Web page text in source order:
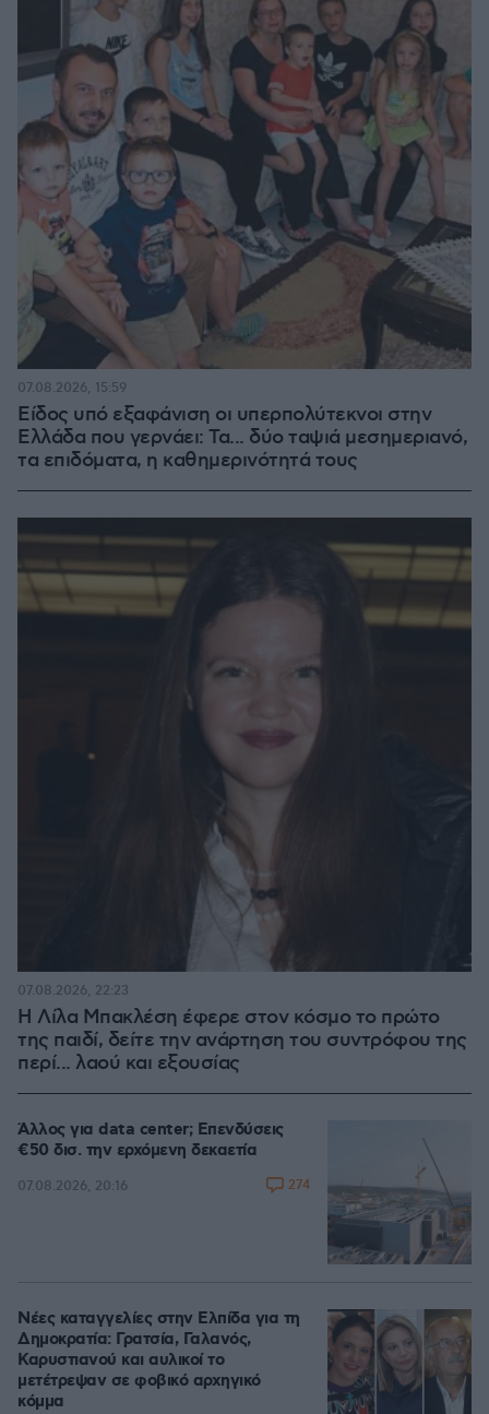
Είδος υπό εξαφάνιση οι υπερπολύτεκνοι στην
Ελλάδα που γερνάει: Τα... δύο ταψιά μεσημεριανό,
τα επιδόματα, η καθημερινότητά τους
07.08.2026, 15:59
Η Λίλα Μπακλέση έφερε στον κόσμο το πρώτο
της παιδί, δείτε την ανάρτηση του συντρόφου της
περί... λαού και εξουσίας
07.08.2026, 22:23
Άλλος για data center; Επενδύσεις
€50 δισ. την ερχόμενη δεκαετία
07.08.2026, 20:16 274
Νέες καταγγελίες στην Ελπίδα για τη
Δημοκρατία: Γρατσία, Γαλανός,
Καρυστιανού και αυλικοί το
μετέτρεψαν σε φοβικό αρχηγικό
κόμμα